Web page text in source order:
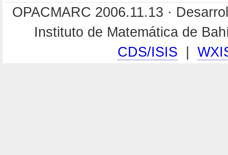
OPACMARC 2006.11.13 ·
Instituto de Matemática de
CDS/ISIS